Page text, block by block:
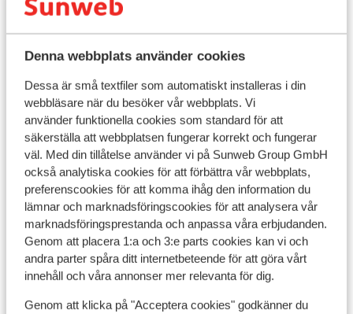
Denna webbplats använder cookies
Dessa är små textfiler som automatiskt installeras i din
webbläsare när du besöker vår webbplats. Vi
använder funktionella cookies som standard för att
säkerställa att webbplatsen fungerar korrekt och fungerar
väl. Med din tillåtelse använder vi på Sunweb Group GmbH
också analytiska cookies för att förbättra vår webbplats,
preferenscookies för att komma ihåg den information du
lämnar och marknadsföringscookies för att analysera vår
marknadsföringsprestanda och anpassa våra erbjudanden.
Genom att placera 1:a och 3:e parts cookies kan vi och
andra parter spåra ditt internetbeteende för att göra vårt
innehåll och våra annonser mer relevanta för dig.
Genom att klicka på "Acceptera cookies" godkänner du
Höjd Långfärd
0
Glaciär
3
Fun Parks
Liftar 113 totalt
11
Gondoler
44
Stolsliftar